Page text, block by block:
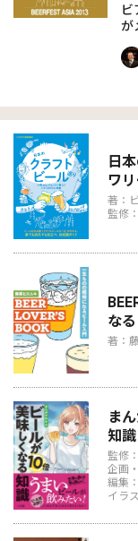
ビ
が
日
ワ
著：
監修
な
著：
ま
知識
監修
企画
編集
イラ